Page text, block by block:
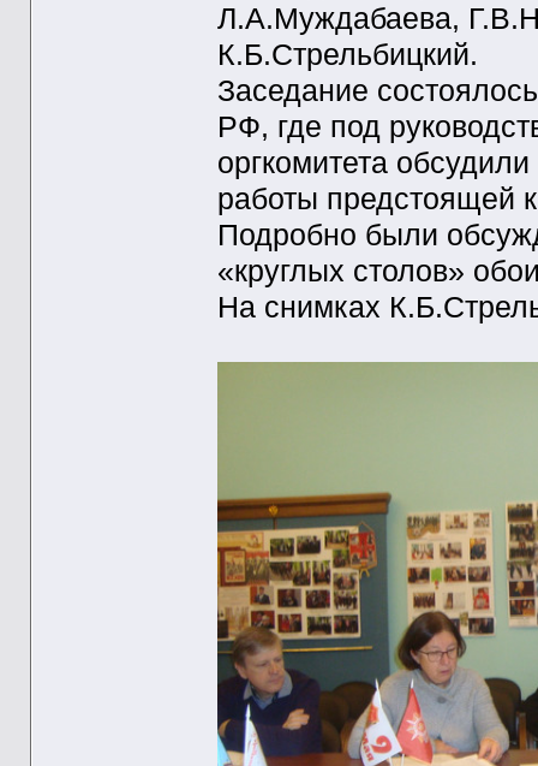
Л.А.Муждабаева,
К.Б.Стрельбицкий.
Заседание
РФ, где под
оргкомитета
работы предстоящей
Подробно были
«круглых столов»
На снимках